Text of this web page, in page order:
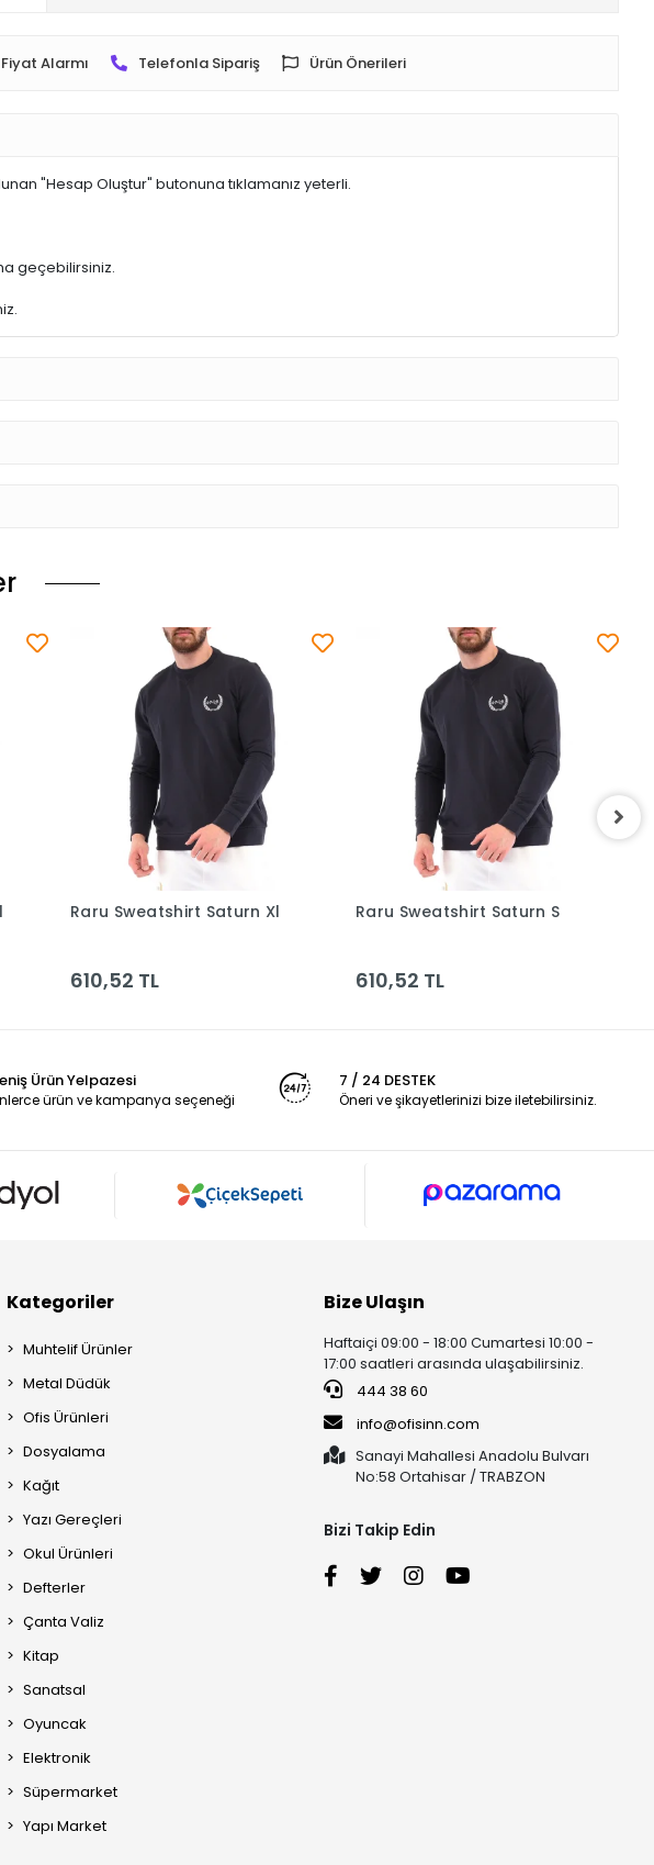
Fiyat Alarmı Telefonla Sipariş Ürün Önerileri
"Hesap Oluştur" butonuna tıklamanız yeterli.
geçebilirsiniz.
Sepete Ekle
Raru Sweatshirt Saturn Xl
610,52 TL
Sepete Ekle
Raru Sweatshirt Saturn S
610,52 TL
Ürün Yelpazesi
ürün ve kampanya seçeneği
7 / 24 DESTEK
Öneri ve şikayetlerinizi bize iletebilirsiniz.
Kategoriler
Muhtelif Ürünler
Metal Düdük
Ofis Ürünleri
Dosyalama
Kağıt
Yazı Gereçleri
Okul Ürünleri
Defterler
Çanta Valiz
Kitap
Sanatsal
Oyuncak
Elektronik
Süpermarket
Yapı Market
Bize Ulaşın
Haftaiçi 09:00 - 18:00 Cumartesi 10:00 -
17:00 saatleri arasında ulaşabilirsiniz.
444 38 60
info@ofisinn.com
Sanayi Mahallesi Anadolu Bulvarı
No:58 Ortahisar / TRABZON
Bizi Takip Edin